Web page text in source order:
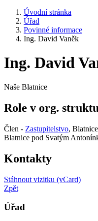
Úvodní stránka
Úřad
Povinné informace
Ing. David Vaněk
Ing. David
Naše Blatnice
Role v org.
Člen - Zastupitelstvo,
Blatnice pod Svatým
Kontakty
Stáhnout vizitku (vCard)
Zpět
Úřad